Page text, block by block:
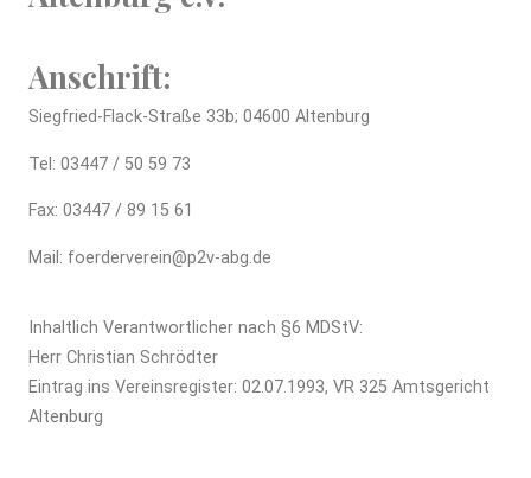
Anschrift:
Siegfried-Flack-Straße 33b;04600 Altenburg
Tel: 03447 / 50 59 73
Fax: 03447 / 89 15 61
Mail: foerderverein@p2v-abg.de
Inhaltlich Verantwortlicher nach §6 MDStV:
Herr Christian Schrödter
Eintrag ins Vereinsregister: 02.07.1993, VR 325 Amtsgericht
Altenburg